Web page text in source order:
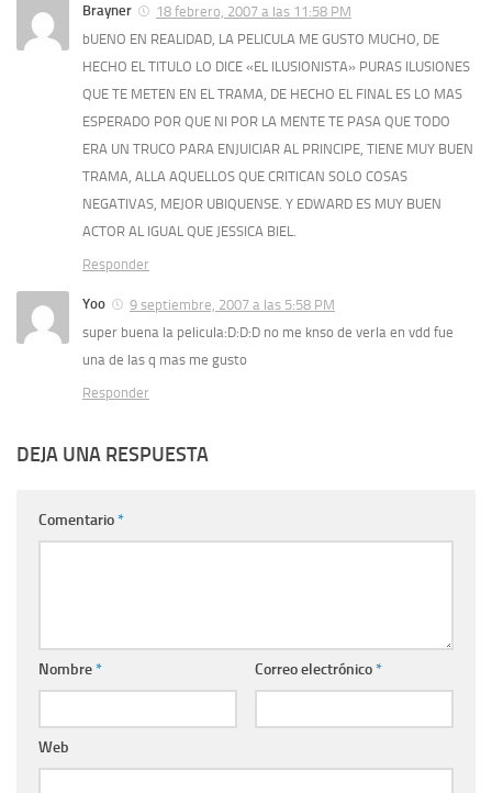
Brayner
18 febrero, 2007 a las 11:58 PM
bUENO EN REALIDAD, LA PELICULA ME GUSTO MUCHO, DE
HECHO EL TITULO LO DICE «EL ILUSIONISTA» PURAS ILUSIONES
QUE TE METEN EN EL TRAMA, DE HECHO EL FINAL ES LO MAS
ESPERADO POR QUE NI POR LA MENTE TE PASA QUE TODO
ERA UN TRUCO PARA ENJUICIAR AL PRINCIPE, TIENE MUY BUEN
TRAMA, ALLA AQUELLOS QUE CRITICAN SOLO COSAS
NEGATIVAS, MEJOR UBIQUENSE. Y EDWARD ES MUY BUEN
ACTOR AL IGUAL QUE JESSICA BIEL.
Responder
Yoo
9 septiembre, 2007 a las 5:58 PM
super buena la pelicula:D:D:D no me knso de verla en vdd fue
una de las q mas me gusto
Responder
DEJA UNA RESPUESTA
Comentario*
Nombre* Correo electrónico*
Web